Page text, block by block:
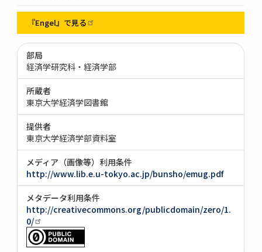
『Engel』で見る
部局
経済学研究科・経済学部
所蔵者
東京大学経済学図書館
提供者
東京大学経済学部資料室
メディア（画像等）利用条件
http://www.lib.e.u-tokyo.ac.jp/bunsho/emug.pdf
メタデータ利用条件
http://creativecommons.org/publicdomain/zero/1.
0/